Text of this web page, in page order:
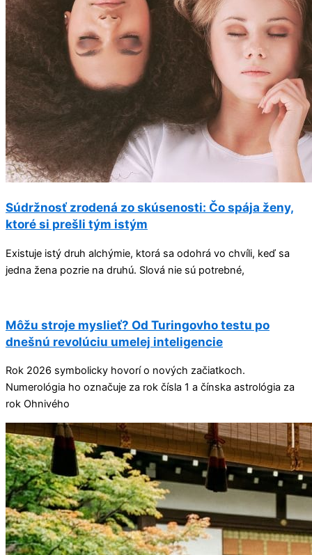
Súdržnosť zrodená zo skúsenosti: Čo spája ženy,
ktoré si prešli tým istým
Existuje istý druh alchýmie, ktorá sa odohrá vo chvíli, keď sa
jedna žena pozrie na druhú. Slová nie sú potrebné,
Môžu stroje myslieť? Od Turingovho testu po
dnešnú revolúciu umelej inteligencie
Rok 2026 symbolicky hovorí o nových začiatkoch.
Numerológia ho označuje za rok čísla 1 a čínska astrológia za
rok Ohnivého